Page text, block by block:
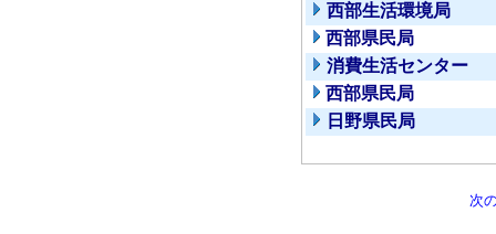
西部生活環境局
西部県民局
消費生活センター
西部県民局
日野県民局
次